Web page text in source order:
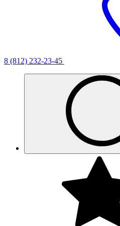
8 (812) 232-23-45